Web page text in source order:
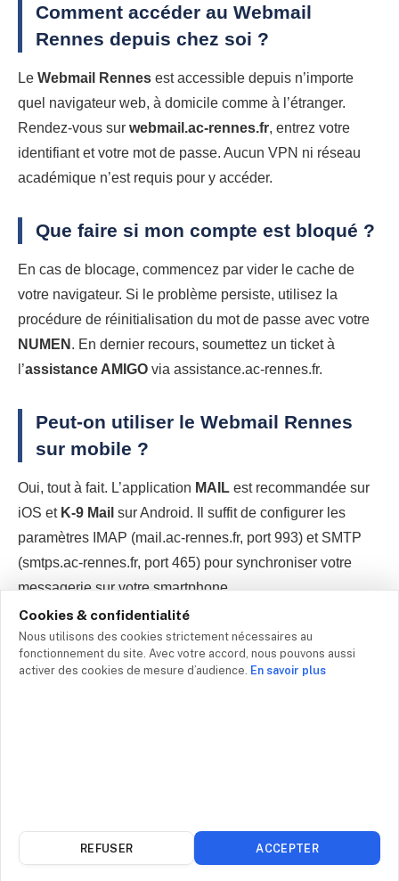
Comment accéder au Webmail
Rennes depuis chez soi ?
Le Webmail Rennes est accessible depuis n’importe
quel navigateur web, à domicile comme à l’étranger.
Rendez-vous sur webmail.ac-rennes.fr, entrez votre
identifiant et votre mot de passe. Aucun VPN ni réseau
académique n’est requis pour y accéder.
Que faire si mon compte est bloqué ?
En cas de blocage, commencez par vider le cache de
votre navigateur. Si le problème persiste, utilisez la
procédure de réinitialisation du mot de passe avec votre
NUMEN . En dernier recours, soumettez un ticket à
l’assistance AMIGO via assistance.ac-rennes.fr.
Peut-on utiliser le Webmail Rennes
sur mobile ?
Oui, tout à fait. L’application MAIL est recommandée sur
iOS et K-9 Mail sur Android. Il suffit de configurer les
paramètres IMAP (mail.ac-rennes.fr, port 993) et SMTP
(smtps.ac-rennes.fr, port 465) pour synchroniser votre
messagerie sur votre smartphone.
Comment configurer Thunderbird
avec le webmail ac-rennes.fr ?
la configuration.
Cookies & confidentialité
Nous utilisons des cookies strictement nécessaires au
fonctionnement du site. Avec votre accord, nous pouvons aussi
activer des cookies de mesure d’audience. En savoir plus
REFUSER ACCEPTER